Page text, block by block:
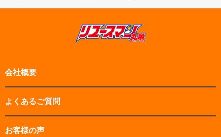
会社概要
よくあるご質問
お客様の声